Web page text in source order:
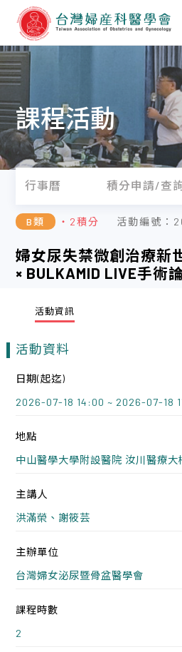
課程活動
行事曆 積分申請/查
B類 ・2積分 活動編號：
婦女尿失禁微創治療新
× BULKAMID LIVE手術
活動資訊
活動資料
日期(起迄)
2026-07-18 14:00 ~ 2026-07-18
地點
中山醫學大學附設醫院 汝川醫療大
主講人
洪滿榮、謝筱芸
主辦單位
台灣婦女泌尿暨骨盆醫學會
課程時數
2